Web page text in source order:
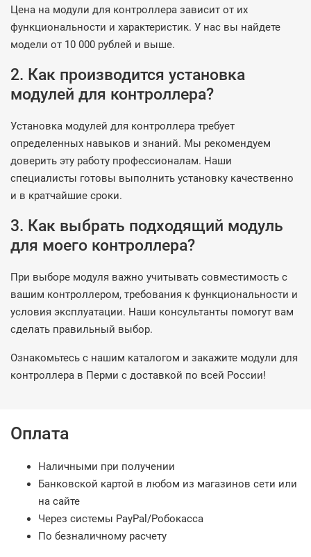
Цена на модули для контроллера зависит от их
функциональности и характеристик. У нас вы найдете
модели от 10 000 рублей и выше.
2. Как производится установка
модулей для контроллера?
Установка модулей для контроллера требует
определенных навыков и знаний. Мы рекомендуем
доверить эту работу профессионалам. Наши
специалисты готовы выполнить установку качественно
и в кратчайшие сроки.
3. Как выбрать подходящий модуль
для моего контроллера?
При выборе модуля важно учитывать совместимость с
вашим контроллером, требования к функциональности и
условия эксплуатации. Наши консультанты помогут вам
сделать правильный выбор.
Ознакомьтесь с нашим каталогом и закажите модули для
контроллера в Перми с доставкой по всей России!
Оплата
Наличными при получении
Банковской картой в любом из магазинов сети или
на сайте
Через системы PayPal/Робокасса
По безналичному расчету